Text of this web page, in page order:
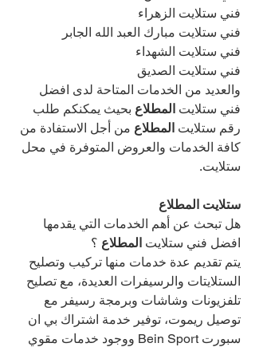
فني ستلايت الزهراء
فني ستلايت مبارك العبد الله الجابر
فني ستلايت الشهداء
فني ستلايت الصديق
والعديد من الخدمات المتاحة لدى افضل
فني ستلايت المطلاع بحيث يمكنكم طلب
رقم ستلايت المطلاع من أجل الاستفادة من
كافة الخدمات والعروض المتوفرة في محل
ستلايت.
ستلايت المطلاع
هل تبحث عن أهم الخدمات التي يقدمها
افضل فني ستلايت المطلاع ؟
يتم تقديم عدة خدمات منها تركيب وتصليح
الستلايتات والرسيفرات العديدة، مع تصليح
تلفزيونات وشاشات وبرمجة رسيفر مع
توصيل ريموت، توفير خدمة اشتراك بي ان
سبورت Bein Sport ووجود خدمات مقوي